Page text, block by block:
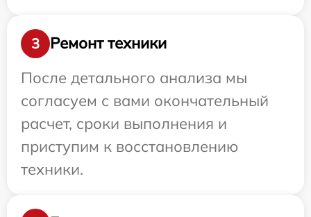
3
Ремонт техники
После детального анализа мы
согласуем с вами окончательный
расчет, сроки выполнения и
приступим к восстановлению
техники.